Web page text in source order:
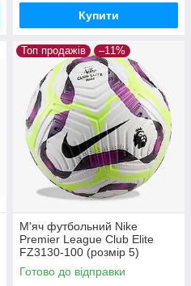
Купити
Топ продажів –11%
М'яч футбольний Nike
Premier League Club Elite
FZ3130-100 (розмір 5)
Готово до відправки